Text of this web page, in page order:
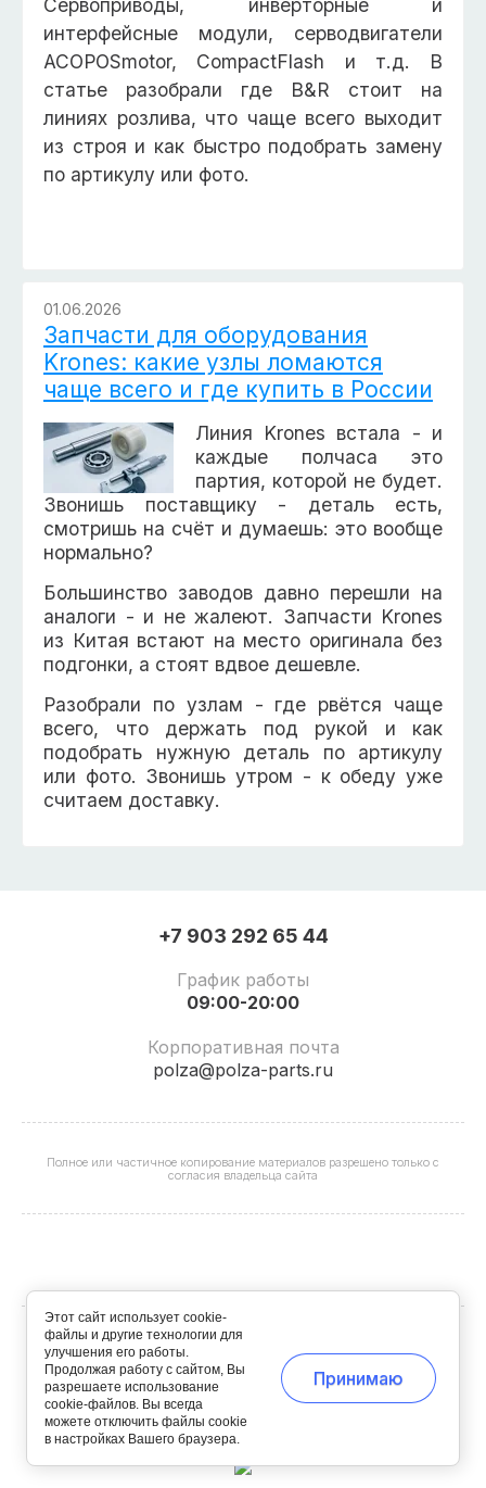
Сервоприводы, инверторные и
интерфейсные модули, серводвигатели
ACOPOSmotor, CompactFlash и т.д. В
статье разобрали где B&R стоит на
линиях розлива, что чаще всего выходит
из строя и как быстро подобрать замену
по артикулу или фото.
01.06.2026
Запчасти для оборудования
Krones: какие узлы ломаются
чаще всего и где купить в России
Линия Krones встала - и
каждые полчаса это
партия, которой не будет.
Звонишь поставщику - деталь есть,
смотришь на счёт и думаешь: это вообще
нормально?
Большинство заводов давно перешли на
аналоги - и не жалеют. Запчасти Krones
из Китая встают на место оригинала без
подгонки, а стоят вдвое дешевле.
Разобрали по узлам - где рвётся чаще
всего, что держать под рукой и как
подобрать нужную деталь по артикулу
или фото. Звонишь утром - к обеду уже
считаем доставку.
+7 903 292 65 44
График работы
09:00-20:00
Корпоративная почта
polza@polza-parts.ru
Полное или частичное копирование материалов разрешено только с
согласия владельца сайта
ООО "ИБС" ОГРН 1227700339613 ИНН 9706024553 КПП
774301001 © 2025 - 2026
Этот сайт использует cookie-
файлы и другие технологии для
улучшения его работы.
Продолжая работу с сайтом, Вы
разрешаете использование
cookie-файлов. Вы всегда
можете отключить файлы cookie
в настройках Вашего браузера.
Принимаю